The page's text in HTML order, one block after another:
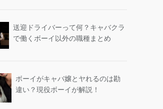
送迎ドライバーって何？キャバクラ
で働くボーイ以外の職種まとめ
ボーイがキャバ嬢とヤれるのは勘
違い？現役ボーイが解説！